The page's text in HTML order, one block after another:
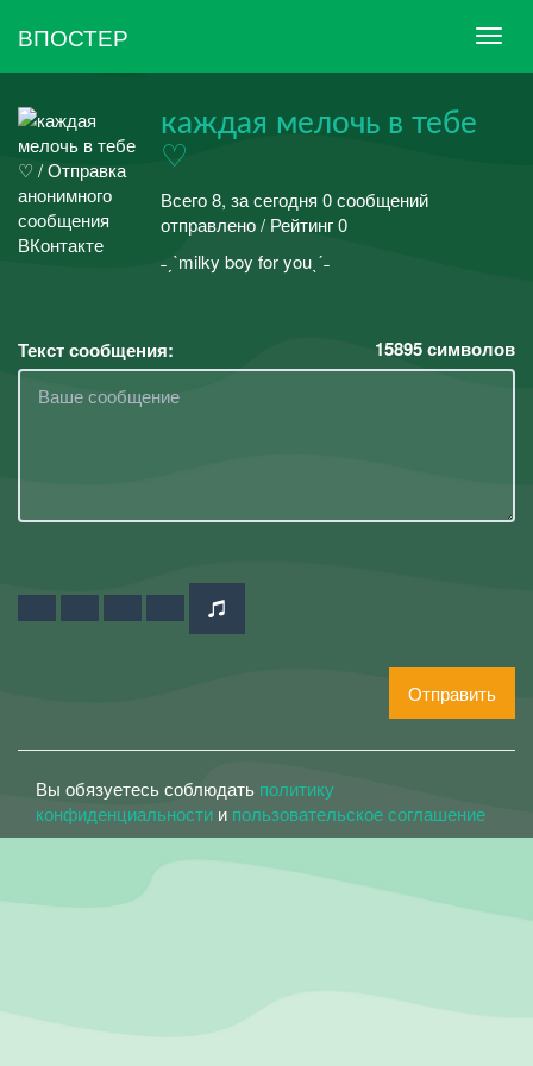
ВПОСТЕР
каждая мелочь в тебе
♡
Всего 8, за сегодня 0 сообщений
отправлено / Рейтинг 0
˗ˏˋmilky boy for youˎˊ˗
Текст сообщения: 15895символов
Отправить
Вы обязуетесь соблюдать политику
конфиденциальности и пользовательское соглашение